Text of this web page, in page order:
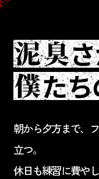
朝から夕方まで、
立つ。
休日も練習に費や